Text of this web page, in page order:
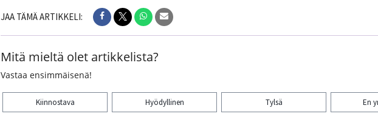
JAA TÄMÄ ARTIKKELI:
Mitä mieltä olet artikkelista?
Vastaa ensimmäisenä!
Kiinnostava Hyödyllinen Tylsä En